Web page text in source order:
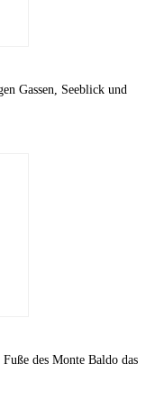
Gassen, Seeblick und
des Monte Baldo das